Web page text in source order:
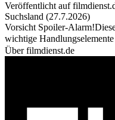
Veröffentlicht auf
Suchsland (27.7.2026)
Vorsicht Spoiler-Alarm!
wichtige Handlungselemente
Über filmdienst.de